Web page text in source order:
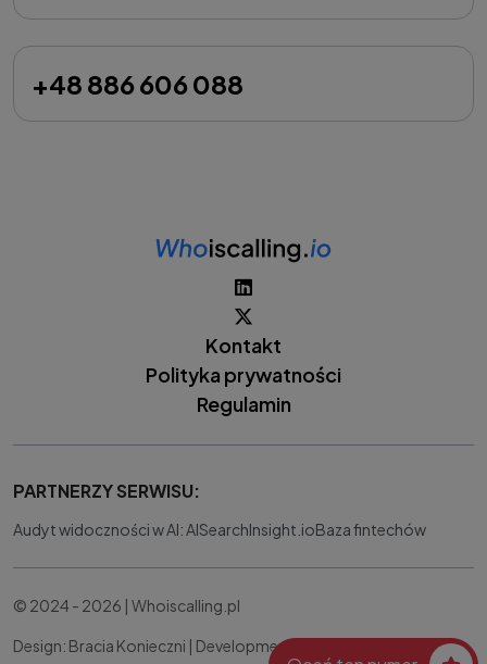
+48 886 606 088
Kontakt
Polityka prywatności
Regulamin
PARTNERZY SERWISU:
Audyt widoczności w AI: AISearchInsight.ioBaza fintechów
© 2024 - 2026 | Whoiscalling.pl
Design: Bracia Konieczni | Development: